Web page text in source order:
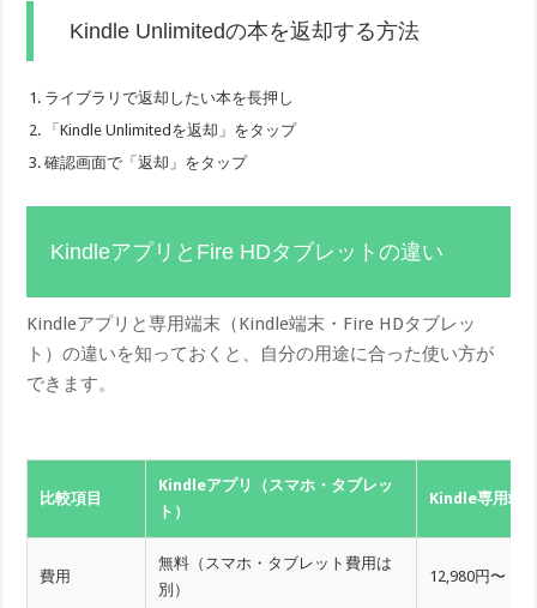
Kindle Unlimitedの本を返却する方法
ライブラリで返却したい本を長押し
「Kindle Unlimitedを返却」をタップ
確認画面で「返却」をタップ
KindleアプリとFire HDタブレットの違い
Kindleアプリと専用端末（Kindle端末・Fire HDタブレッ
ト）の違いを知っておくと、自分の用途に合った使い方が
できます。
比較項目
Kindleアプリ（スマホ・タブレッ
ト）
Kindle専用端
費用
無料（スマホ・タブレット費用は
別）
12,980円〜